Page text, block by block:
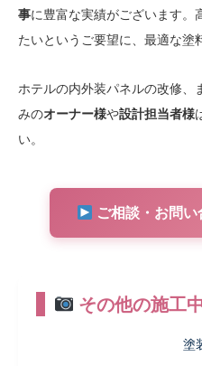
事に豊富な実績がございます。
たいというご要望に、最適な塗
ホテルの内外装パネルの改修、
みのオーナー様や設計担当者様
い。
ご相談・お問
その他の施工
塗